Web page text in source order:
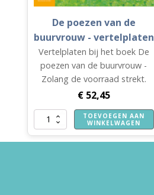
De poezen van de
buurvrouw - vertelplaten
Vertelplaten bij het boek De
poezen van de buurvrouw -
Zolang de voorraad strekt.
€52,45
poezen
van
TOEVOEGEN AAN
WINKELWAGEN